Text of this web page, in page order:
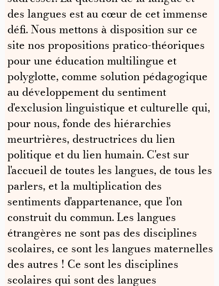
des langues est au cœur de cet immense
défi. Nous mettons à disposition sur ce
site nos propositions pratico-théoriques
pour une éducation multilingue et
polyglotte, comme solution pédagogique
au développement du sentiment
d'exclusion linguistique et culturelle qui,
pour nous, fonde des hiérarchies
meurtrières, destructrices du lien
politique et du lien humain. C'est sur
l'accueil de toutes les langues, de tous les
parlers, et la multiplication des
sentiments d'appartenance, que l'on
construit du commun. Les langues
étrangères ne sont pas des disciplines
scolaires, ce sont les langues maternelles
des autres ! Ce sont les disciplines
scolaires qui sont des langues